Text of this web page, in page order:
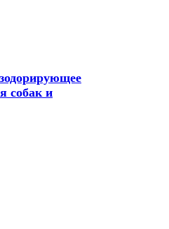
собак и